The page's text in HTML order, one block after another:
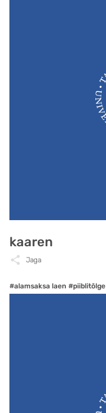
kaaren
Jaga
#alamsaksa laen #piiblitõlge